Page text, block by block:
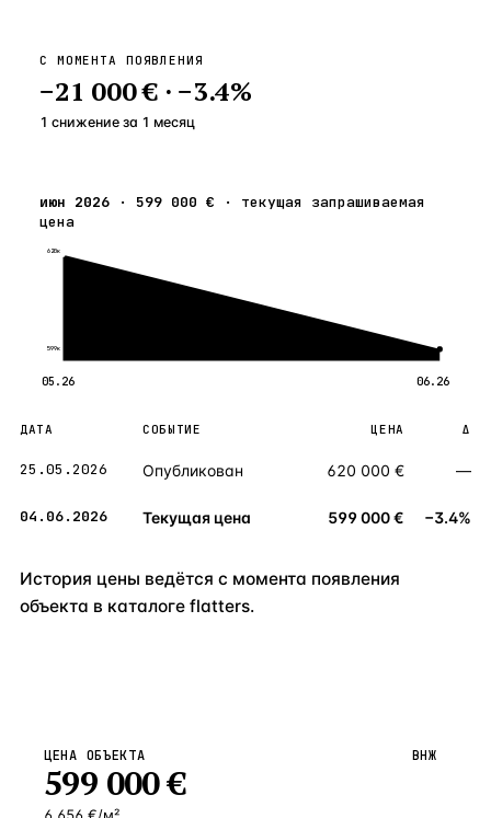
С МОМЕНТА ПОЯВЛЕНИЯ
−21 000 €· −3.4%
1 снижение за 1 месяц
июн 2026 · 599 000 € · текущая запрашиваемая
цена
620к
599к
05.26 06.26
ДАТА СОБЫТИЕ ЦЕНА Δ
25.05.2026 Опубликован 620 000 € —
04.06.2026 Текущая цена 599 000 € −3.4%
История цены ведётся с момента появления
объекта в каталоге flatters.
ЦЕНА ОБЪЕКТА
599 000€
6 656 €/м²
ВНЖ